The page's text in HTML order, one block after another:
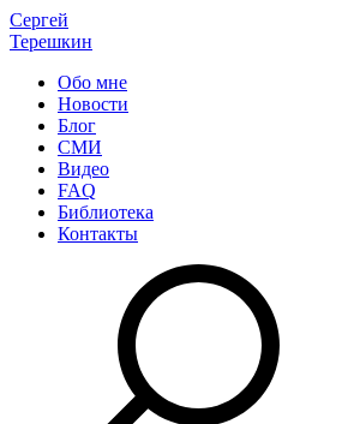
Сергей
Терешкин
Обо мне
Новости
Блог
СМИ
Видео
FAQ
Библиотека
Контакты